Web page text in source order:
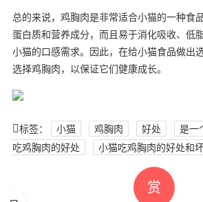
总的来说，鸡胸肉是非常适合小猫的一种食
蛋白质和营养成分，而且易于消化吸收、低
小猫的口感需求。因此，在给小猫食品做出
选择鸡胸肉，以保证它们健康成长。
标签： 小猫 鸡胸肉 好处 是一
吃鸡胸肉的好处
小猫吃鸡胸肉的好处和
赏